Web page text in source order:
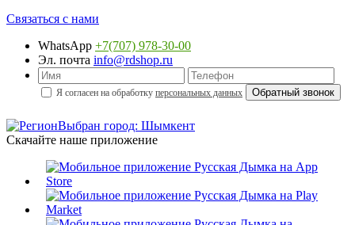
Связаться с нами
WhatsApp +7(707) 978-30-00
Эл. почта info@rdshop.ru
Я согласен на обработку персональных данных
Выбран город: Шымкент
Скачайте наше приложение